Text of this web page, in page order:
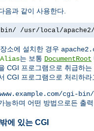
음과 같이 사용한다.
/usr/local/
소에 설치한 경우
는 보통 DocumentRoot
CGI 프로그램으로 취급하
CGI 프로그램으로 처리하라
cgi-
능하며 어떤 방법으로든 출
에 있는 CGI